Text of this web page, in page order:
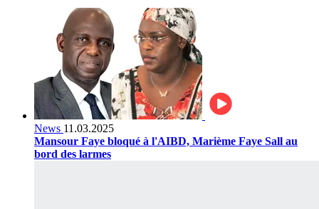
News 11.03.2025
Mansour Faye bloqué à l'AIBD, Marième Faye Sall au
bord des larmes